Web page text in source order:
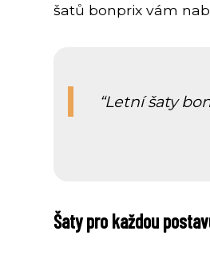
šatů bonprix vám
Letní šaty
Šaty pro každou